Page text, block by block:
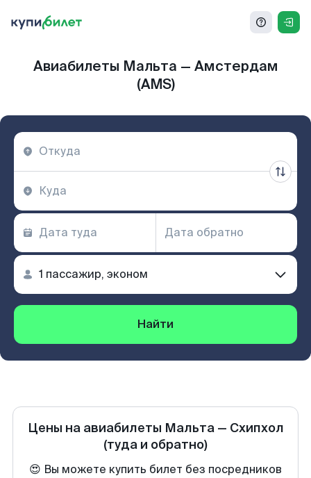
Авиабилеты Мальта — Амстердам
(AMS)
Найти
Цены на авиабилеты Мальта— Схипхол
(туда и обратно)
😍 Вы можете купить билет без посредников